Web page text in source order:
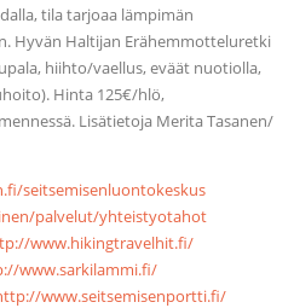
tila tarjoaa lämpimän
Hyvän Haltijan Erähemmotteluretki
hiihto/vaellus, eväät nuotiolla,
Hinta 125€/hlö,
Lisätietoja Merita Tasanen/
seitsemisenluontokeskus
palvelut/yhteistyotahot
www.hikingtravelhit.fi/
www.sarkilammi.fi/
www.seitsemisenportti.fi/